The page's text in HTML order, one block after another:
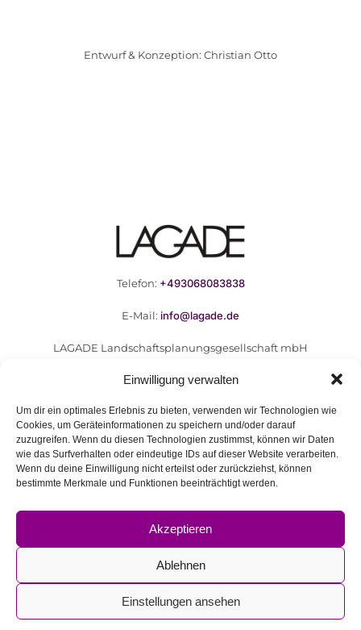
Einwilligung verwalten
Um dir ein optimales Erlebnis zu bieten, verwenden wir Technologien wie
Cookies, um Geräteinformationen zu speichern und/oder darauf
zuzugreifen. Wenn du diesen Technologien zustimmst, können wir Daten
wie das Surfverhalten oder eindeutige IDs auf dieser Website verarbeiten.
Wenn du deine Einwilligung nicht erteilst oder zurückziehst, können
bestimmte Merkmale und Funktionen beeinträchtigt werden.
Akzeptieren
Ablehnen
Einstellungen ansehen
Entwurf & Konzeption: Christian Otto
Telefon: +493068083838
E-Mail: info@lagade.de
LAGADE Landschaftsplanungsgesellschaft mbH
14167 Berlin
Impressum
© 2026 LAGADE. Created for free using WordPress and
Kubio